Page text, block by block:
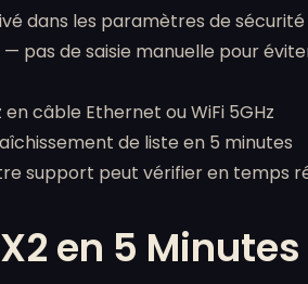
dans les paramètres de sécurité
pas de saisie manuelle pour
câble Ethernet ou WiFi 5GHz
de liste en 5 minutes
support peut vérifier en temps
en 5 Minutes